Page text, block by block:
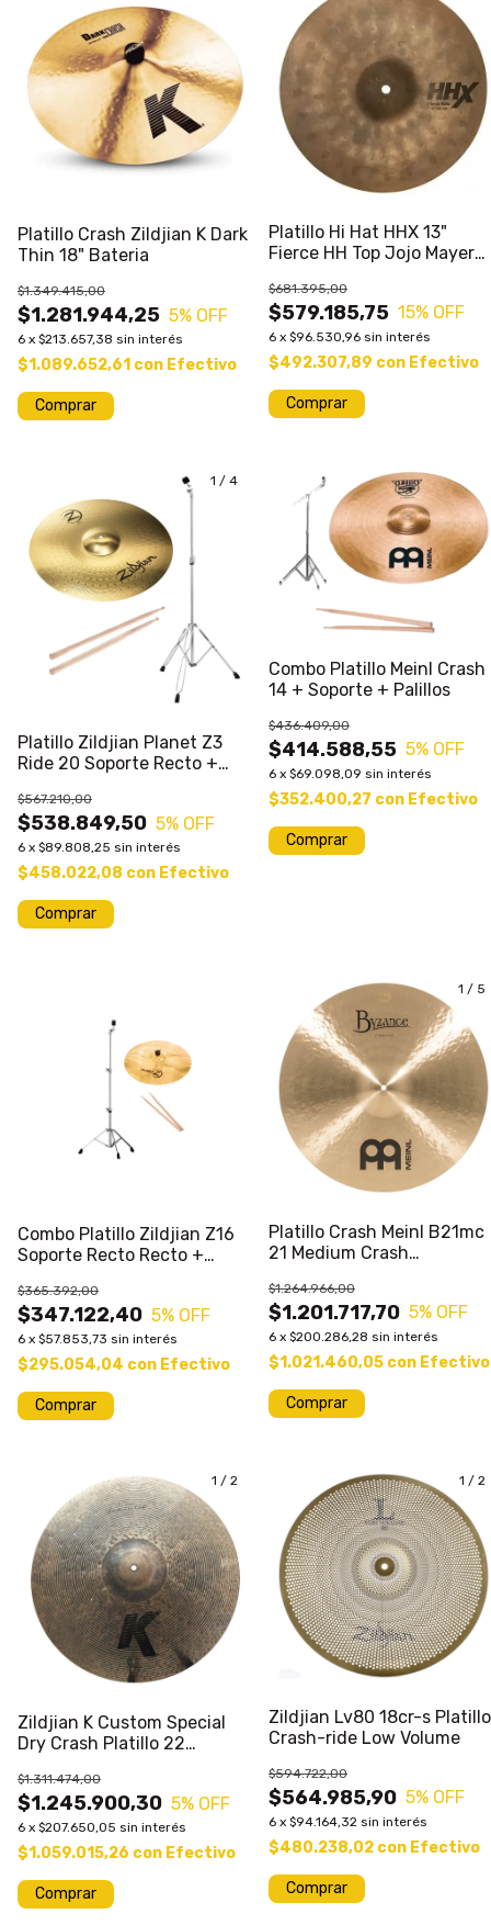
Platillo Crash Zildjian K Dark
Thin 18" Bateria
$1.281.944,25
$1.349.415,00
5% OFF
6 x $213.657,38 sin interés
$1.089.652,61 con Efectivo
Platillo Hi Hat HHX 13"
Fierce HH Top Jojo Mayer
$579.185,75
$681.395,00
15% OFF
6 x $96.530,96 sin interés
$492.307,89 con Efectivo
1 / 4
Platillo Zildjian Planet Z3
Ride 20 Soporte Recto +
$538.849,50
$567.210,00
5% OFF
6 x $89.808,25 sin interés
$458.022,08 con Efectivo
Comprar
Combo Platillo Meinl Crash
14 + Soporte + Palillos
$414.588,55
$436.409,00
5% OFF
6 x $69.098,09 sin interés
$352.400,27 con Efectivo
Comprar
Combo Platillo Zildjian Z16
Soporte Recto Recto +
$347.122,40
$365.392,00
5% OFF
6 x $57.853,73 sin interés
$295.054,04 con Efectivo
1 / 5
Platillo Crash Meinl B21mc
21 Medium Crash
$1.201.717,70
$1.264.966,00
5% OFF
6 x $200.286,28 sin interés
$1.021.460,05 con Efectivo
1 / 2
Zildjian K Custom Special
Dry Crash Platillo 22
$1.245.900,30
$1.311.474,00
5% OFF
6 x $207.650,05 sin interés
$1.059.015,26 con Efectivo
1 / 2
Zildjian Lv80 18cr-s Platillo
Crash-ride Low Volume
$564.985,90
$594.722,00
5% OFF
6 x $94.164,32 sin interés
$480.238,02 con Efectivo
Comprar